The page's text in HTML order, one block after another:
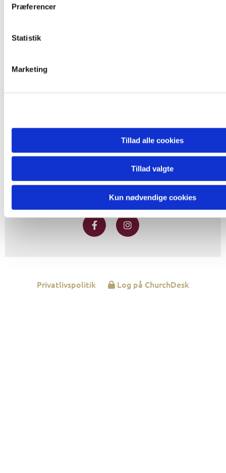
Præferencer
Statistik
Marketing
Tillad alle cookies
Tillad valgte
Kun nødvendige cookies
Rungsted Kirke, Bolbrovej 15 · Rungsted Sognehus, Bolbrovej 10B,
2960 Rungsted kyst
Privatlivspolitik Log på ChurchDesk